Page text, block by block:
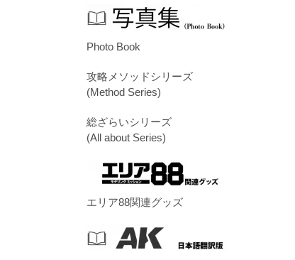
Photo Book
攻略メソッドシリーズ
(Method Series)
総ざらいシリーズ
(All about Series)
エリア88関連グッズ